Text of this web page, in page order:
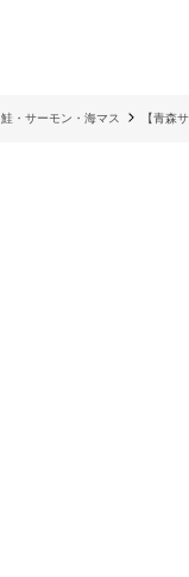
鮭・サーモン・海マス 【青森